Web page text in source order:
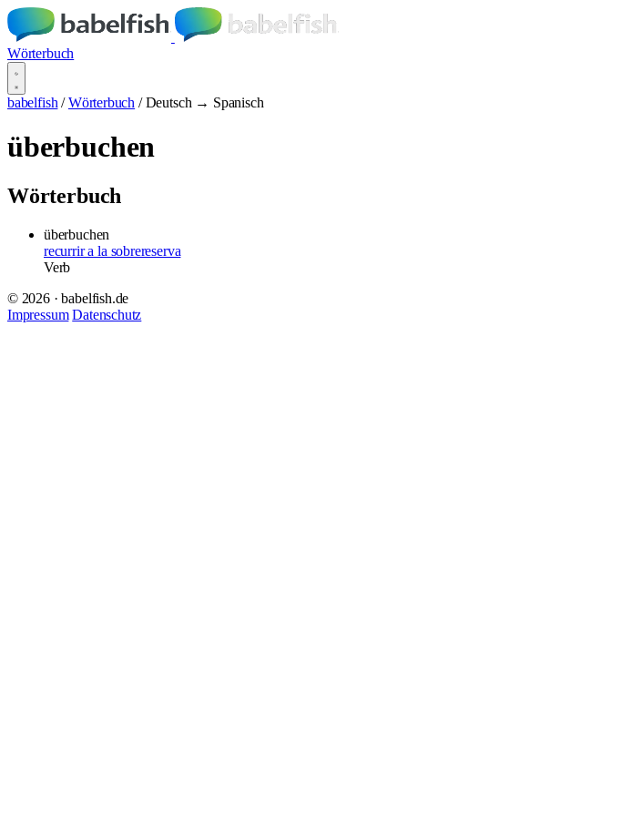
Wörterbuch
babelfish / Wörterbuch / Deutsch → Spanisch
überbuchen
Wörterbuch
überbuchen
recurrir a la sobrereserva
Verb
© 2026 · babelfish.de
Impressum Datenschutz